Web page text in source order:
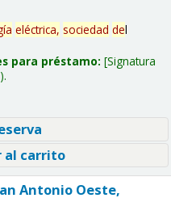
eléctrica, sociedad del
para préstamo: Signatura
al carrito
Antonio Oeste,